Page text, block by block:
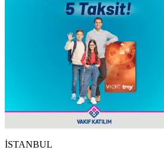
İSTANBUL